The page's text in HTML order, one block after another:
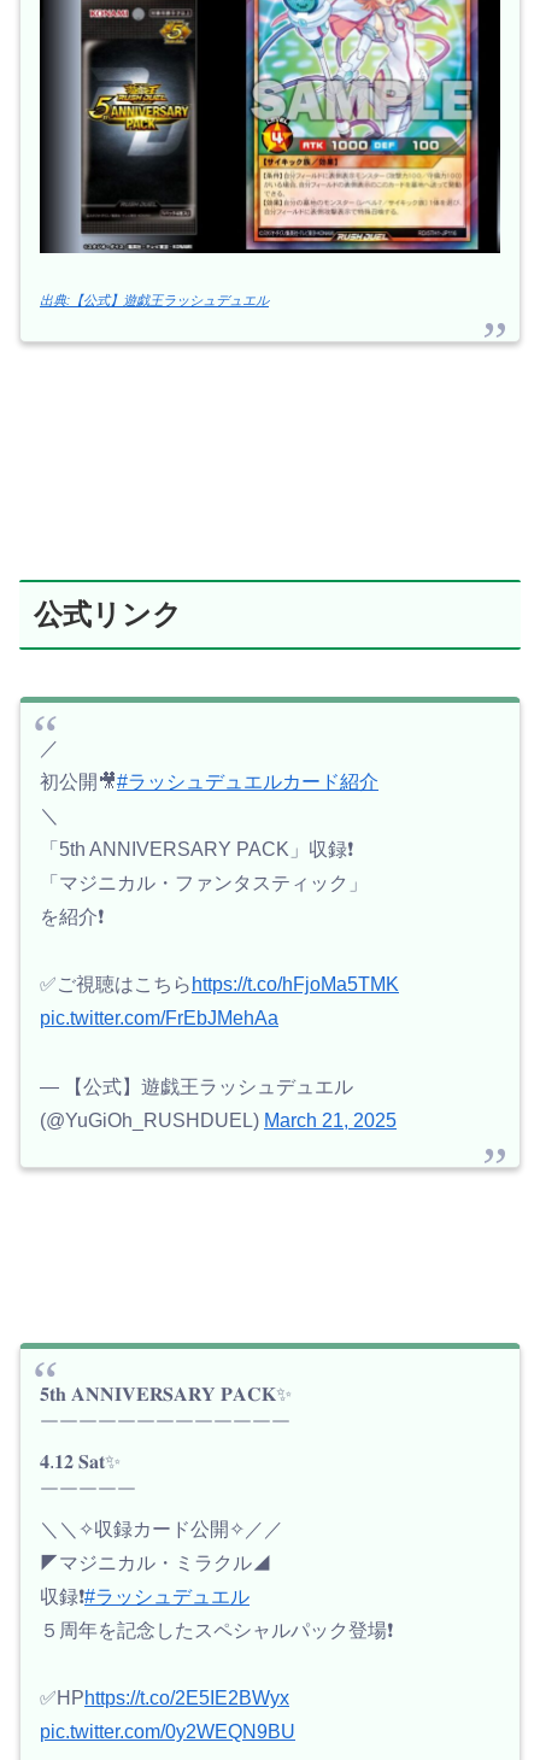
出典:【公式】遊戯王ラッシュデュエル
公式リンク
／
初公開🎥#ラッシュデュエルカード紹介
＼
「5th ANNIVERSARY PACK」収録❗️
「マジニカル・ファンタスティック」
を紹介❗️
✅ご視聴はこちら https://t.co/hFjoMa5TMK
pic.twitter.com/FrEbJMehAa
— 【公式】遊戯王ラッシュデュエル
(@YuGiOh_RUSHDUEL) March 21, 2025
𝟓𝐭𝐡 𝐀𝐍𝐍𝐈𝐕𝐄𝐑𝐒𝐀𝐑𝐘 𝐏𝐀𝐂𝐊✨
￣￣￣￣￣￣￣￣￣￣￣￣￣
𝟒.𝟏𝟐 𝐒𝐚𝐭✨
￣￣￣￣￣
＼＼✧収録カード公開✧／／
◤マジニカル・ミラクル◢
収録❗️#ラッシュデュエル
５周年を記念したスペシャルパック登場❗️
✅HPhttps://t.co/2E5IE2BWyx
pic.twitter.com/0y2WEQN9BU